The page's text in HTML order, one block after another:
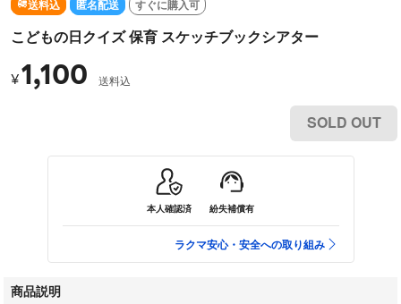
送料込 匿名配送 すぐに購入可
こどもの日クイズ 保育 スケッチブックシアター
¥1,100 送料込
SOLD OUT
本人確認済 紛失補償有
ラクマ安心・安全への取り組み
商品説明